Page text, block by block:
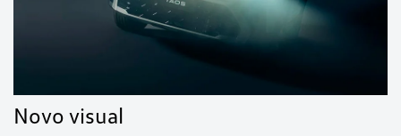
Novo visual